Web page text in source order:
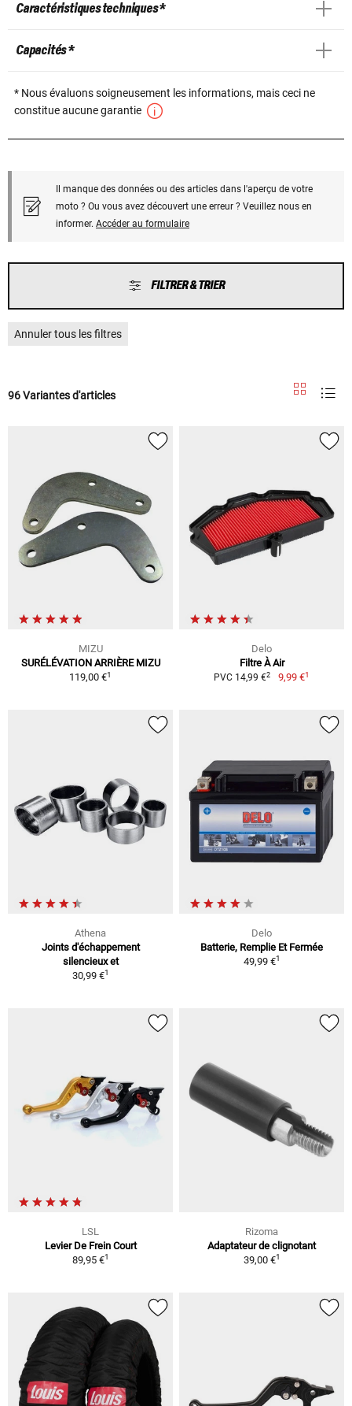
Caractéristiques techniques *
Capacités *
* Nous évaluons soigneusement les informations, mais ceci ne
constitue aucune garantie
Il manque des données ou des articles dans l'aperçu de votre
moto ? Ou vous avez découvert une erreur ? Veuillez nous en
informer. Accéder au formulaire
FILTRER & TRIER
Annuler tous les filtres
96 Variantes d'articles
MIZU
SURÉLÉVATION ARRIÈRE MIZU
119,00 €1
Delo
Filtre À Air
PVC 14,99 €2 9,99 €1
Athena
Joints d'échappement
silencieux et
30,99 €1
Delo
Batterie, Remplie Et Fermée
49,99 €1
LSL
Levier De Frein Court
89,95 €1
Rizoma
Adaptateur de clignotant
39,00 €1